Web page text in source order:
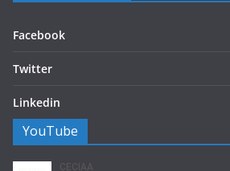
Facebook
Twitter
Linkedin
YouTube